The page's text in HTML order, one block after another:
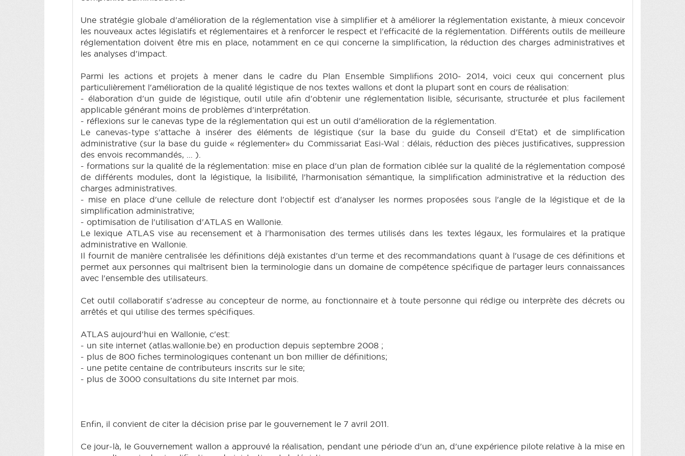
Une stratégie globale d'amélioration de la réglementation vise à simplifier et à améliorer la réglementation existante, à mieux concevoir
les nouveaux actes législatifs et réglementaires et à renforcer le respect et l'efficacité de la réglementation. Différents outils de meilleure
réglementation doivent être mis en place, notamment en ce qui concerne la simplification, la réduction des charges administratives et
les analyses d'impact.
Parmi les actions et projets à mener dans le cadre du Plan Ensemble Simplifions 2010- 2014, voici ceux qui concernent plus
particulièrement l'amélioration de la qualité légistique de nos textes wallons et dont la plupart sont en cours de réalisation:
- élaboration d'un guide de légistique, outil utile afin d'obtenir une réglementation lisible, sécurisante, structurée et plus facilement
applicable générant moins de problèmes d'interprétation.
- réflexions sur le canevas type de la réglementation qui est un outil d'amélioration de la réglementation.
Le canevas-type s'attache à insérer des éléments de légistique (sur la base du guide du Conseil d'Etat) et de simplification
administrative (sur la base du guide « réglementer» du Commissariat Easi-Wal : délais, réduction des pièces justificatives, suppression
des envois recommandés, ... ).
- formations sur la qualité de la réglementation: mise en place d'un plan de formation ciblée sur la qualité de la réglementation composé
de différents modules, dont la légistique, la lisibilité, l'harmonisation sémantique, la simplification administrative et la réduction des
charges administratives.
- mise en place d'une cellule de relecture dont l'objectif est d'analyser les normes proposées sous l'angle de la légistique et de la
simplification administrative;
- optimisation de l'utilisation d'ATLAS en Wallonie.
Le lexique ATLAS vise au recensement et à l'harmonisation des termes utilisés dans les textes légaux, les formulaires et la pratique
administrative en Wallonie.
Il fournit de manière centralisée les définitions déjà existantes d'un terme et des recommandations quant à l'usage de ces définitions et
permet aux personnes qui maîtrisent bien la terminologie dans un domaine de compétence spécifique de partager leurs connaissances
avec l'ensemble des utilisateurs.
Cet outil collaboratif s'adresse au concepteur de norme, au fonctionnaire et à toute personne qui rédige ou interprète des décrets ou
arrêtés et qui utilise des termes spécifiques.
ATLAS aujourd'hui en Wallonie, c'est:
- un site internet (atlas.wallonie.be) en production depuis septembre 2008 ;
- plus de 800 fiches terminologiques contenant un bon millier de définitions;
- une petite centaine de contributeurs inscrits sur le site;
- plus de 3000 consultations du site Internet par mois.
Enfin, il convient de citer la décision prise par le gouvernement le 7 avril 2011.
Ce jour-là, le Gouvernement wallon a approuvé la réalisation, pendant une période d'un an, d'une expérience pilote relative à la mise en